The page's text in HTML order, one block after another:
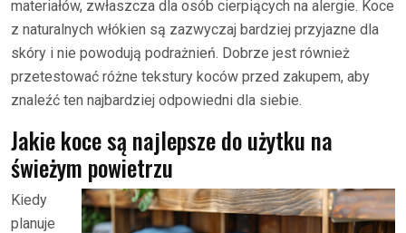
materiałów, zwłaszcza dla osób cierpiących na alergie. Koce
z naturalnych włókien są zazwyczaj bardziej przyjazne dla
skóry i nie powodują podrażnień. Dobrze jest również
przetestować różne tekstury koców przed zakupem, aby
znaleźć ten najbardziej odpowiedni dla siebie.
Jakie koce są najlepsze do użytku na
świeżym powietrzu
Kiedy
planuje